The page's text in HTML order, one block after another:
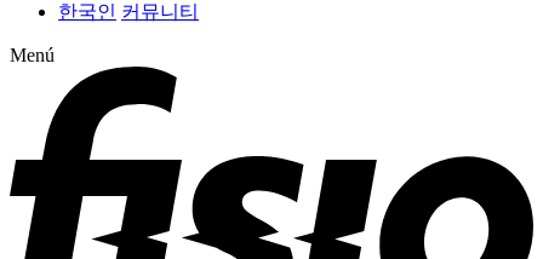
한국인 커뮤니티
Menú